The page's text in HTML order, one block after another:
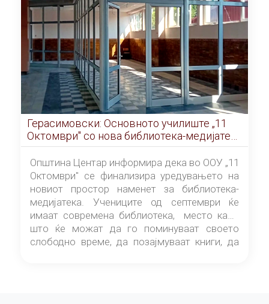
Герасимовски: Основното училиште „11
Октомври" со нова библиотека-медијатека
од септември
Општина Центар информира дека во ООУ „11
Октомври" се финализира уредувањето на
новиот простор наменет за библиотека-
медијатека. Учениците од септември ќе
имаат современа библиотека, место каде
што ќе можат да го поминуваат своето
слободно време, да позајмуваат книги, да